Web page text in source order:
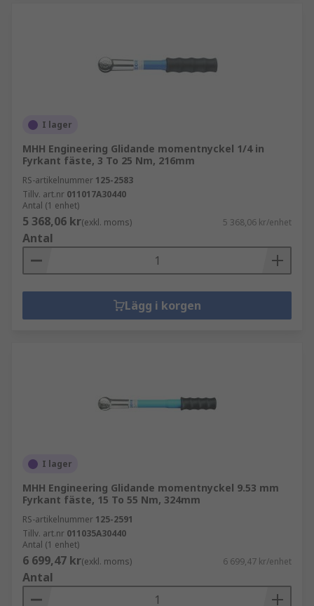
I lager
MHH Engineering Glidande momentnyckel 1/4 in
Fyrkant fäste, 3 To 25 Nm, 216mm
RS-artikelnummer 125-2583
Tillv. art.nr 011017A30440
Antal (1 enhet)
5 368,06 kr(exkl. moms) 5 368,06 kr/enhet
Antal
Lägg i korgen
I lager
MHH Engineering Glidande momentnyckel 9.53 mm
Fyrkant fäste, 15 To 55 Nm, 324mm
RS-artikelnummer 125-2591
Tillv. art.nr 011035A30440
Antal (1 enhet)
6 699,47 kr(exkl. moms) 6 699,47 kr/enhet
Antal